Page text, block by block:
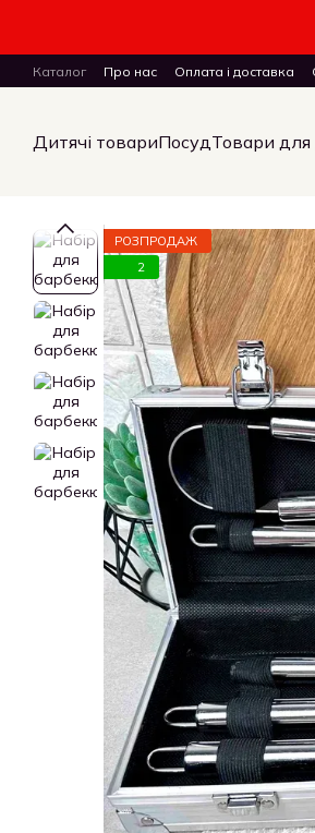
Каталог Про нас Оплата і доставка
ПУБЛІЧНИЙ ДОГОВІР (ОФЕРТА) на
Дитячі товариПосудТовари
РОЗПРОДАЖ
2